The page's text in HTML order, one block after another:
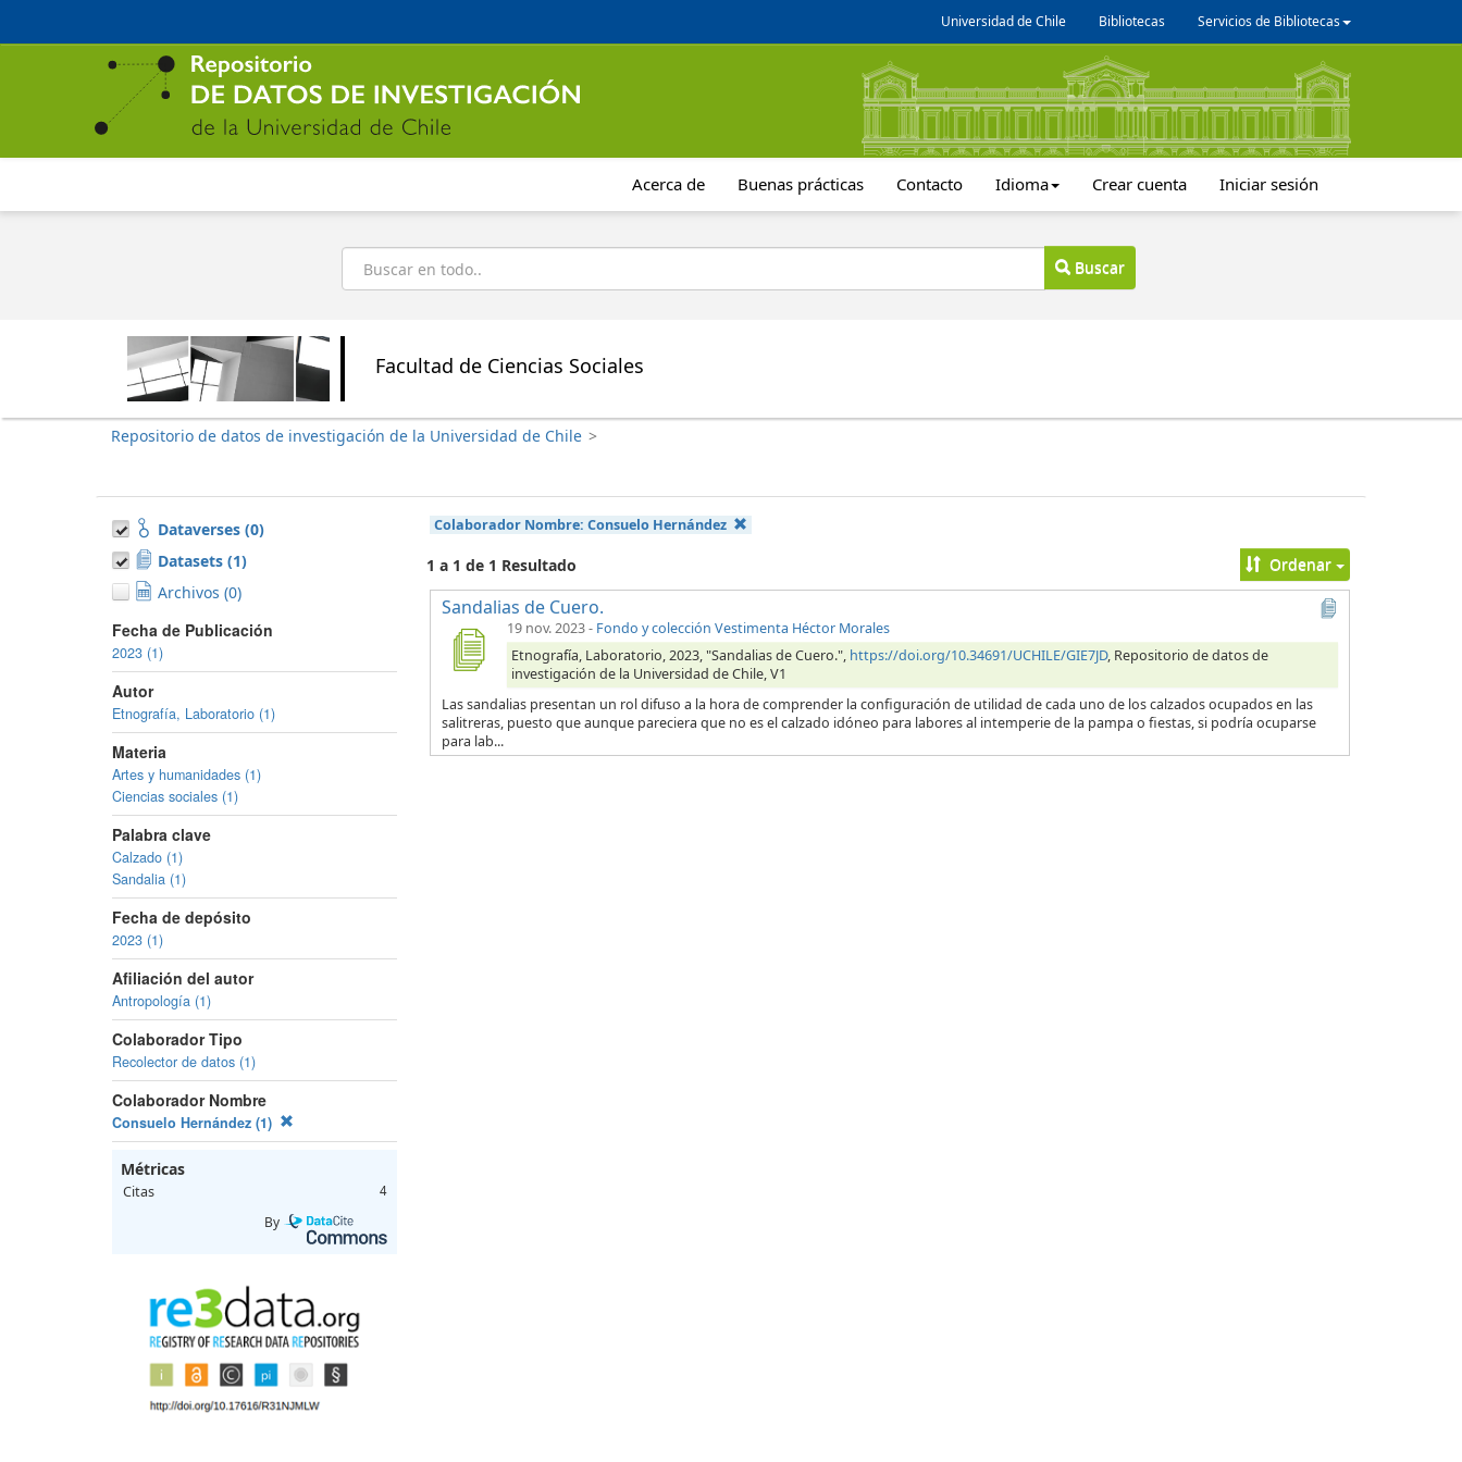
contenido
Universidad de Chile Bibliotecas Servicios de Bibliotecas
Acerca de Buenas prácticas Contacto Idioma Crear cuenta Iniciar sesión
Buscar
Buscar
Facultad de Ciencias Sociales
Repositorio de datos de investigación de la Universidad de Chile >
Dataverses (0)
Datasets (1)
Archivos (0)
Fecha de Publicación
2023 (1)
Autor
Etnografía, Laboratorio (1)
Materia
Artes y humanidades (1)
Ciencias sociales (1)
Palabra clave
Calzado (1)
Sandalia (1)
Fecha de depósito
2023 (1)
Afiliación del autor
Antropología (1)
Colaborador Tipo
Recolector de datos (1)
Colaborador Nombre
Consuelo Hernández (1)
Métricas
Citas 4
By
Colaborador Nombre: Consuelo Hernández
1 a 1 de 1 Resultado Ordenar
Sandalias de Cuero.
19 nov. 2023- Fondo y colección Vestimenta Héctor Morales
Etnografía, Laboratorio, 2023, "Sandalias de Cuero.", https://doi.org/10.34691/UCHILE/GIE7JD, Repositorio de datos de
investigación de la Universidad de Chile, V1
Las sandalias presentan un rol difuso a la hora de comprender la configuración de utilidad de cada uno de los calzados ocupados en las
salitreras, puesto que aunque pareciera que no es el calzado idóneo para labores al intemperie de la pampa o fiestas, si podría ocuparse
para lab...